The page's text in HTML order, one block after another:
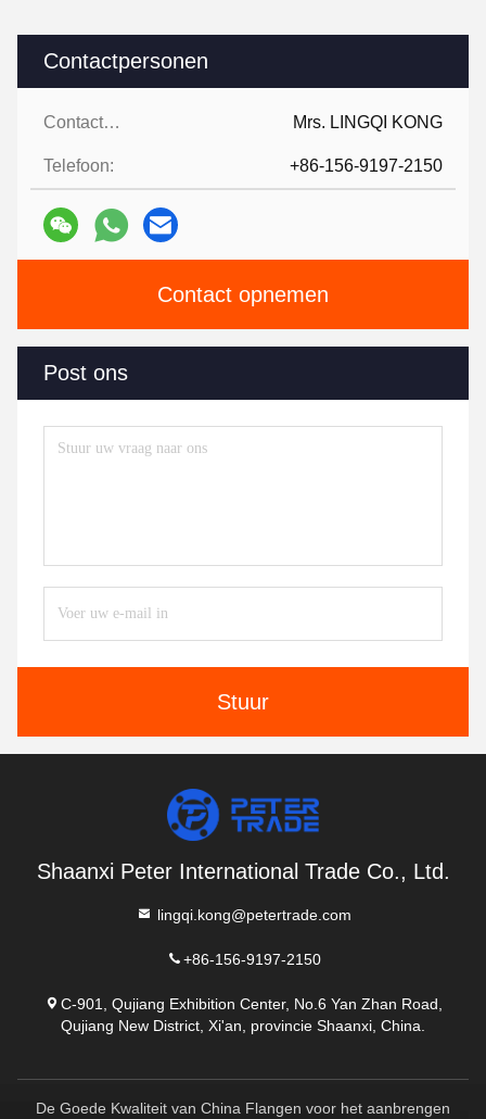
Contactpersonen
Contactpersonen: Mrs. LINGQI KONG
Telefoon: +86-156-9197-2150
Contact opnemen
Post ons
Stuur
Shaanxi Peter International Trade Co., Ltd.
lingqi.kong@petertrade.com
+86-156-9197-2150
C-901, Qujiang Exhibition Center, No.6 Yan Zhan Road,
Qujiang New District, Xi'an, provincie Shaanxi, China.
De Goede Kwaliteit van China Flangen voor het aanbrengen